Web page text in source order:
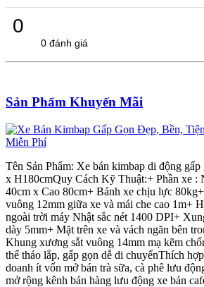
0
0 đánh giá
Sản Phẩm Khuyến Mãi
Tên Sản Phẩm: Xe bán kimbap di động
x H180cmQuy Cách Kỹ Thuật:+ Phần xe :
40cm x Cao 80cm+ Bánh xe chịu lực
vuông 12mm giữa xe và mái che cao 1m+
ngoài trời máy Nhật sắc nét 1400 DPI+
dày 5mm+ Mặt trên xe và vách ngăn bên
Khung xương sắt vuông 14mm mạ kẽm
thể tháo lắp, gấp gọn dễ di chuyểnThích
doanh ít vốn mở bán trà sữa, cà phê lưu
mở rộng kênh bán hàng lưu động xe bán